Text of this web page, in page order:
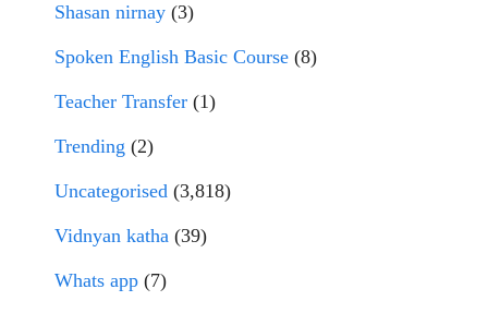
Shasan nirnay (3)
Spoken English Basic Course (8)
Teacher Transfer (1)
Trending (2)
Uncategorised (3,818)
Vidnyan katha (39)
Whats app (7)